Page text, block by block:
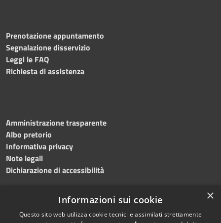
Prenotazione appuntamento
Segnalazione disservizio
Leggi le FAQ
Richiesta di assistenza
Amministrazione trasparente
Albo pretorio
Informativa privacy
Note legali
Dichiarazione di accessibilità
×
Informazioni sui cookie
Questo sito web utilizza cookie tecnici e assimilati strettamente